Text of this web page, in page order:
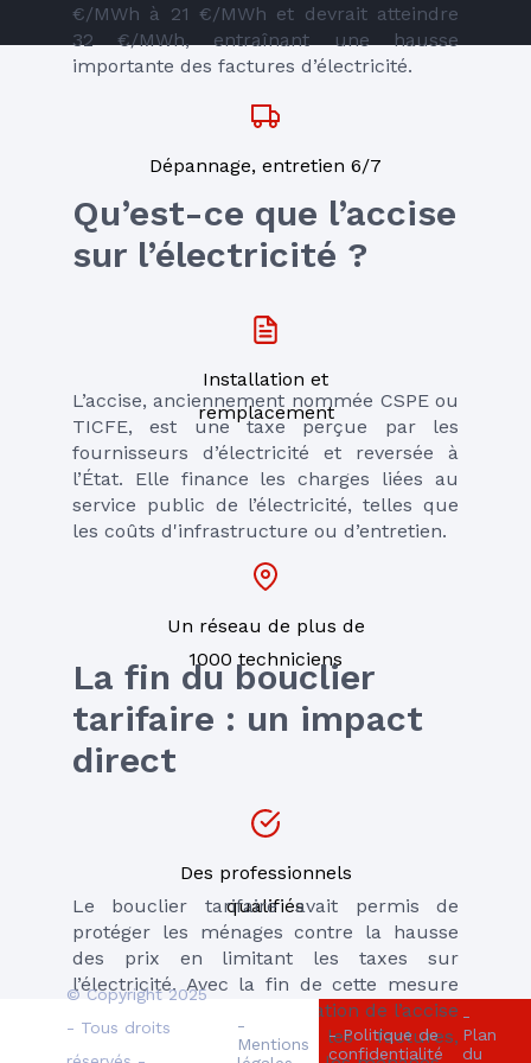
€/MWh à 21 €/MWh et devrait atteindre
32 €/MWh, entraînant une hausse
importante des factures d’électricité.
Qu’est-ce que l’accise
sur l’électricité ?
L’accise, anciennement nommée CSPE ou
TICFE, est une taxe perçue par les
fournisseurs d’électricité et reversée à
l’État. Elle finance les charges liées au
service public de l’électricité, telles que
les coûts d'infrastructure ou d’entretien.
La fin du bouclier
tarifaire : un impact
direct
Le bouclier tarifaire avait permis de
protéger les ménages contre la hausse
des prix en limitant les taxes sur
l’électricité. Avec la fin de cette mesure
en février 2024, l’augmentation de l’accise
se fait ressentir sur les factures,
Dépannage, entretien 6/7
Installation et
remplacement
Un réseau de plus de
1000 techniciens
Des professionnels
qualifiés
© Copyright 2025
- Tous droits
-
Mentions
- Politique de
confidentialité
-
Plan
du